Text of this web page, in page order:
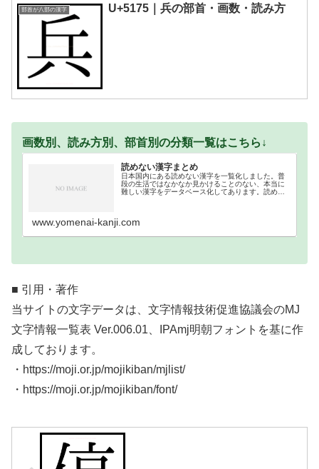
部首が八部の漢字 U+5175｜兵の部首・画数・読み方
画数別、読み方別、部首別の分類一覧はこちら↓
読めない漢字まとめ
日本国内にある読めない漢字を一覧化しました。普
段の生活ではなかなか見かけることのない、本当に
難しい漢字をデータベース化してあります。読めな
www.yomenai-kanji.com
■ 引用・著作
当サイトの文字データは、文字情報技術促進協議会のMJ
文字情報一覧表 Ver.006.01、IPAmj明朝フォントを基に作
成しております。
・https://moji.or.jp/mojikiban/mjlist/
・https://moji.or.jp/mojikiban/font/